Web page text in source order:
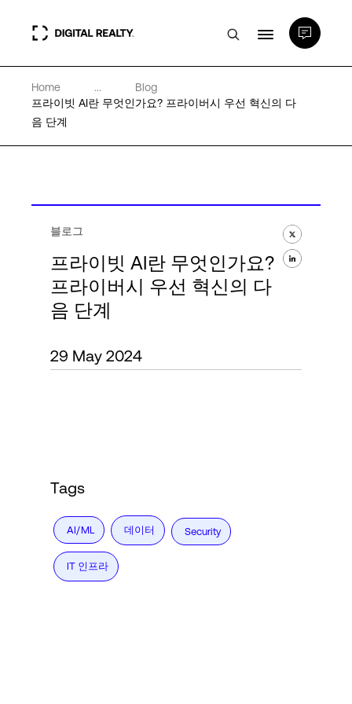
데이터 센터
PlatformDIGITAL®
전문성 및 리소스
소개
Language
Home ...
Blog
프라이빗 AI란 무엇인가요? 프라이버시 우선 혁신의 다
음 단계
블로그
프라이빗 AI란 무엇인가요?
프라이버시 우선 혁신의 다
음 단계
29 May 2024
Tags
AI/ML 데이터 Security
IT 인프라